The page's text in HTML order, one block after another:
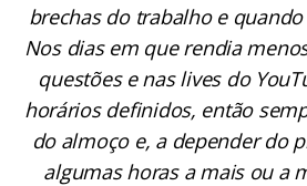
brechas do trabalho e quando
Nos dias em que rendia
questões e nas lives do
horários definidos, então
do almoço e, a depender do
algumas horas a mais ou a